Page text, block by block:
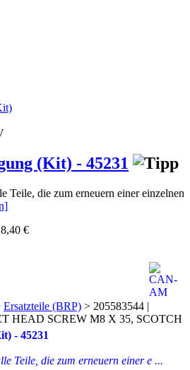
(Kit) - 45231
Teile, die zum erneuern einer einzelnen
€
- 45231
Teile, die zum erneuern einer e ...
Ersatzteile (BRP) > 205583544 |
HEAD SCREW M8 X 35, SCOTCH